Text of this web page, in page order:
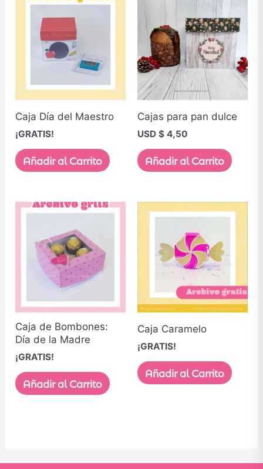
Caja Día del Maestro
¡GRATIS!
Añadir al Carrito
Cajas para pan dulce
USD $ 4,50
Añadir al Carrito
Caja de Bombones:
Día de la Madre
¡GRATIS!
Añadir al Carrito
Caja Caramelo
¡GRATIS!
Añadir al Carrito